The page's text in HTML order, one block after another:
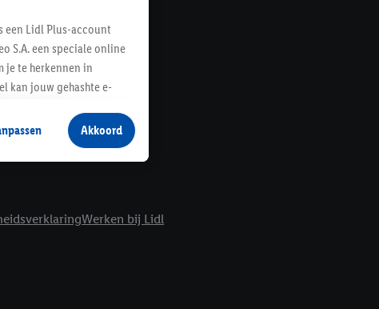
Werken bij Lidl
een Lidl Plus-account
S.A. een speciale online
je te herkennen in
kan jouw gehashte e-
voor producten waarin je
winkel te plaatsen
jou kunnen worden
Akkoord